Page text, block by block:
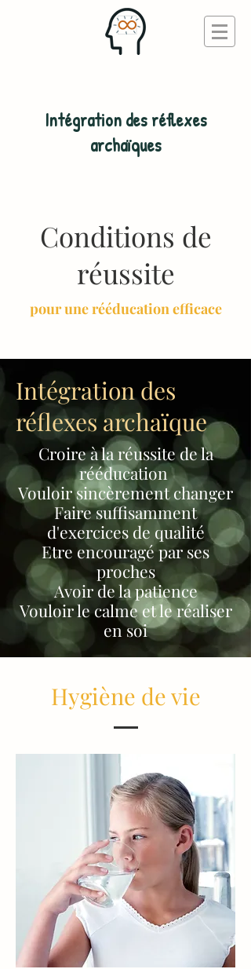
Intégration des réflexes
archaïques
Conditions de
réussite
pour une rééducation efficace
Intégration des
réflexes archaïque
Croire à la réussite de la
rééducation
Vouloir sincèrement changer
Faire suffisamment
d'exercices de qualité
Etre encouragé par ses
proches
Avoir de la patience
Vouloir le calme et le réaliser
en soi
Hygiène de vie